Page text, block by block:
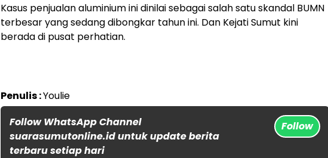
Kasus penjualan aluminium ini dinilai sebagai salah satu skandal BUMN
terbesar yang sedang dibongkar tahun ini. Dan Kejati Sumut kini
berada di pusat perhatian.
Penulis :Youlie
Follow WhatsApp Channel
suarasumutonline.id untuk update berita
terbaru setiap hari
Follow